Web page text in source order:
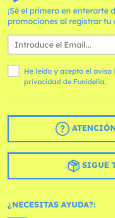
¡Sé el primero en enterarte
promociones al registrar tu
He leído y acepto el aviso
privacidad de Funidelia.
SIGUE
¿NECESITAS AYUDA?: